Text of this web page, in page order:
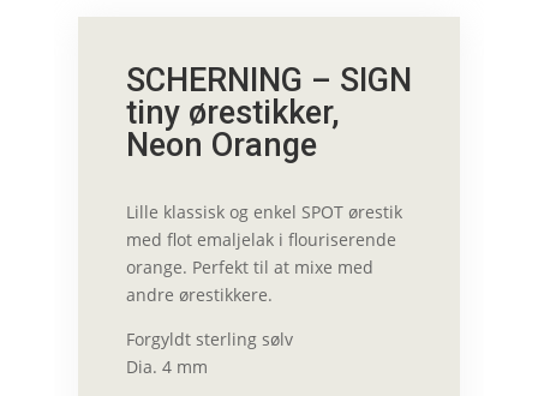
SCHERNING – SIGN
tiny ørestikker,
Neon Orange
Lille klassisk og enkel SPOT ørestik
med flot emaljelak i flouriserende
orange. Perfekt til at mixe med
andre ørestikkere.
Forgyldt sterling sølv
Dia. 4 mm